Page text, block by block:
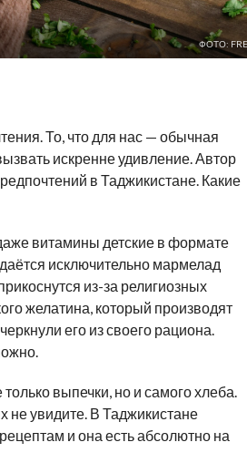
ФОТО:
То, что для нас — обычная
искренне удивление. Автор
в Таджикистане. Какие
витамины детские в формате
исключительно мармелад
из-за религиозных
желатина, который производят
его из своего рациона.
выпечки, но и самого хлеба.
не увидите. В Таджикистане
и она есть абсолютно на